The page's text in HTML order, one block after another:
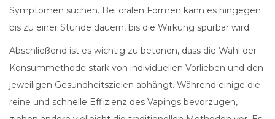
Symptomen suchen. Bei oralen Formen kann es hingegen
bis zu einer Stunde dauern, bis die Wirkung spürbar wird.
Abschließend ist es wichtig zu betonen, dass die Wahl der
Konsummethode stark von individuellen Vorlieben und den
jeweiligen Gesundheitszielen abhängt. Während einige die
reine und schnelle Effizienz des Vapings bevorzugen,